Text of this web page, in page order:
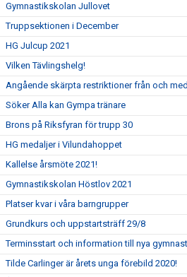
Gymnastikskolan Jullovet
Truppsektionen i December
HG Julcup 2021
Vilken Tävlingshelg!
Angående skärpta restriktioner från och
Söker Alla kan Gympa tränare
Brons på Riksfyran för trupp 30
HG medaljer i Vilundahoppet
Kallelse årsmöte 2021!
Gymnastikskolan Höstlov 2021
Platser kvar i våra barngrupper
Grundkurs och uppstartsträff 29/8
Terminsstart och information till nya
Tilde Carlinger är årets unga förebild 2020!